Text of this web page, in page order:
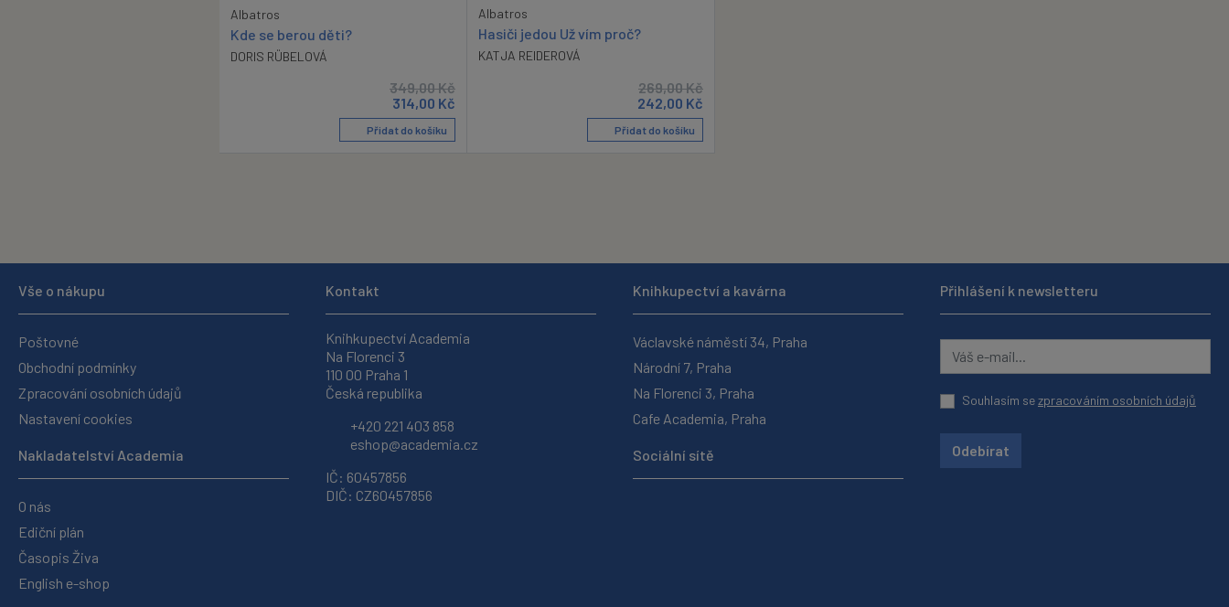
Albatros
Kde se berou děti?
DORIS RÜBELOVÁ
349,00Kč
314,00 Kč
Přidat do košíku
Albatros
Hasiči jedou Už vím proč?
KATJA REIDEROVÁ
269,00Kč
242,00 Kč
Přidat do košíku
Vše o nákupu
Poštovné
Obchodní podmínky
Zpracování osobních údajů
Nastavení cookies
Nakladatelství Academia
O nás
Ediční plán
Časopis Živa
English e-shop
Kontakt
Knihkupectví Academia
Na Florenci 3
110 00 Praha 1
Česká republika
+420 221 403 858
eshop@academia.cz
IČ: 60457856
DIČ: CZ60457856
Knihkupectví a kavárna
Václavské náměstí 34, Praha
Národní 7, Praha
Na Florenci 3, Praha
Cafe Academia, Praha
Sociální sítě
Přihlášení k newsletteru
Souhlasím sezpracováním osobních údajů
Odebírat